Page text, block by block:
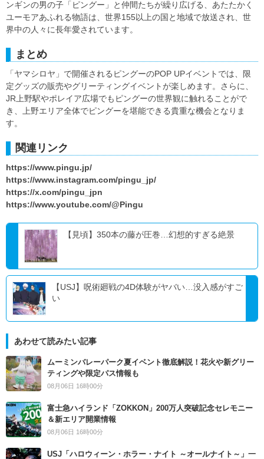
ンギンの男の子「ピングー」と仲間たちが繰り広げる、あたたかく
ユーモアあふれる物語は、世界155以上の国と地域で放送され、世
界中の人々に長年愛されています。
まとめ
「ヤマシロヤ」で開催されるピングーのPOP UPイベントでは、限
定グッズの販売やグリーティングイベントが楽しめます。さらに、
JR上野駅やポレイア広場でもピングーの世界観に触れることがで
き、上野エリア全体でピングーを堪能できる貴重な機会となりま
す。
関連リンク
https://www.pingu.jp/
https://www.instagram.com/pingu_jp/
https://x.com/pingu_jpn
https://www.youtube.com/@Pingu
【見頃】350本の藤が圧巻…幻想的すぎる絶景
【USJ】呪術廻戦の4D体験がヤバい…没入感がすご
い
あわせて読みたい記事
ムーミンバレーパーク夏イベント徹底解説！花火や新グリー
ティングや限定パス情報も
08月06日 16時00分
富士急ハイランド「ZOKKON」200万人突破記念セレモニー
＆新エリア開業情報
08月06日 16時00分
USJ「ハロウィーン・ホラー・ナイト ～オールナイト～」一